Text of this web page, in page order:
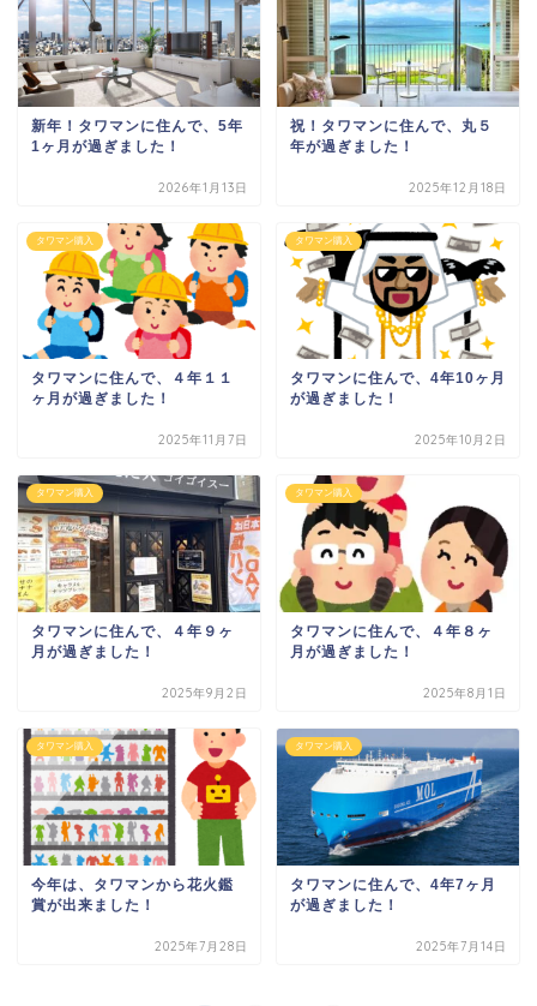
新年！タワマンに住んで、5年
1ヶ月が過ぎました！
2026年1月13日
祝！タワマンに住んで、丸５
年が過ぎました！
2025年12月18日
タワマン購入
タワマンに住んで、４年１１
ヶ月が過ぎました！
2025年11月7日
タワマン購入
タワマンに住んで、4年10ヶ月
が過ぎました！
2025年10月2日
タワマン購入
タワマンに住んで、４年９ヶ
月が過ぎました！
2025年9月2日
タワマン購入
タワマンに住んで、４年８ヶ
月が過ぎました！
2025年8月1日
タワマン購入
今年は、タワマンから花火鑑
賞が出来ました！
2025年7月28日
タワマン購入
タワマンに住んで、4年7ヶ月
が過ぎました！
2025年7月14日